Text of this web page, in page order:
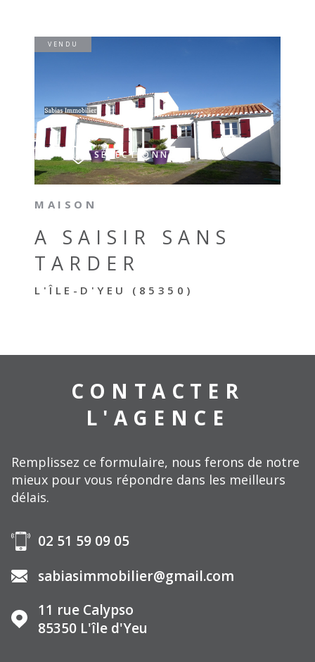
MAISON
A SAISIR SANS
TARDER
L'ÎLE-D'YEU (85350)
VENDU
SÉLECTIONNER
VOIR LE BIEN
CONTACTER
L'AGENCE
Remplissez ce formulaire, nous ferons de notre
mieux pour vous répondre dans les meilleurs
délais.
02 51 59 09 05
sabiasimmobilier@gmail.com
11 rue Calypso
85350
L'île d'Yeu